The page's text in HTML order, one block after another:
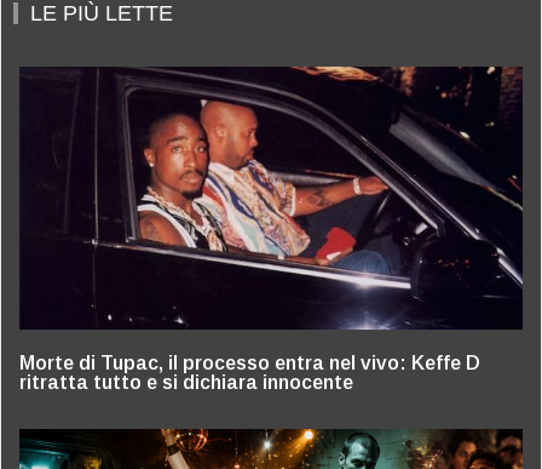
LE PIÙ LETTE
Morte di Tupac, il processo entra nel vivo: Keffe D
ritratta tutto e si dichiara innocente